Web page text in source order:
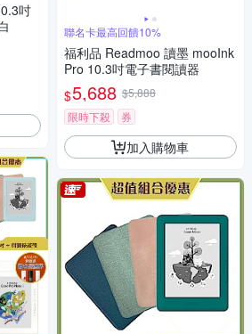
吋
聯名卡最高回饋10%
福利品 Readmoo 讀墨 mooInk
Pro 10.3吋電子書閱讀器
$5,688 $5,888
限時下殺
券
加入購物車